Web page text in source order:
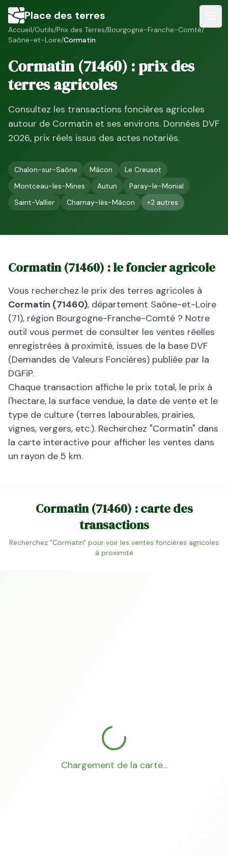
Place des terres
Accueil/Outils/Prix des Terres/Bourgogne-Franche-Comté/
Saône-et-Loire/Cormatin
Cormatin(71460) : prix des
terres agricoles
Consultez les transactions foncières agricoles
autour de Cormatin et ses environs. Données DVF
2026, prix réels issus des actes notariés.
Chalon-sur-Saône Mâcon
Le Creusot
Montceau-les-Mines
Autun
Paray-le-Monial
Saint-Vallier
Charnay-lès-Mâcon +2 autres
Cormatin(71460) : le foncier agricole
Vous recherchez le prix des terres agricoles à
Cormatin (71460), département Saône-et-Loire
(71), région Bourgogne-Franche-Comté ? Notre
outil vous permet de consulter les ventes réelles
enregistrées à proximité, issues de la base DVF
(Demandes de Valeurs Foncières) publiée par la
DGFiP.
Chaque transaction affiche le prix total, le prix à
l'hectare, la surface vendue, la date de vente et le
type de culture (terres labourables, prairies,
vignes, vergers, etc.). Recherchez "Cormatin" dans
la carte interactive pour afficher les ventes dans
un rayon de 5 km.
Cormatin(71460) : carte des
transactions
Recherchez "Cormatin" pour voir les ventes foncières agricoles
à proximité
Chargement de la carte...